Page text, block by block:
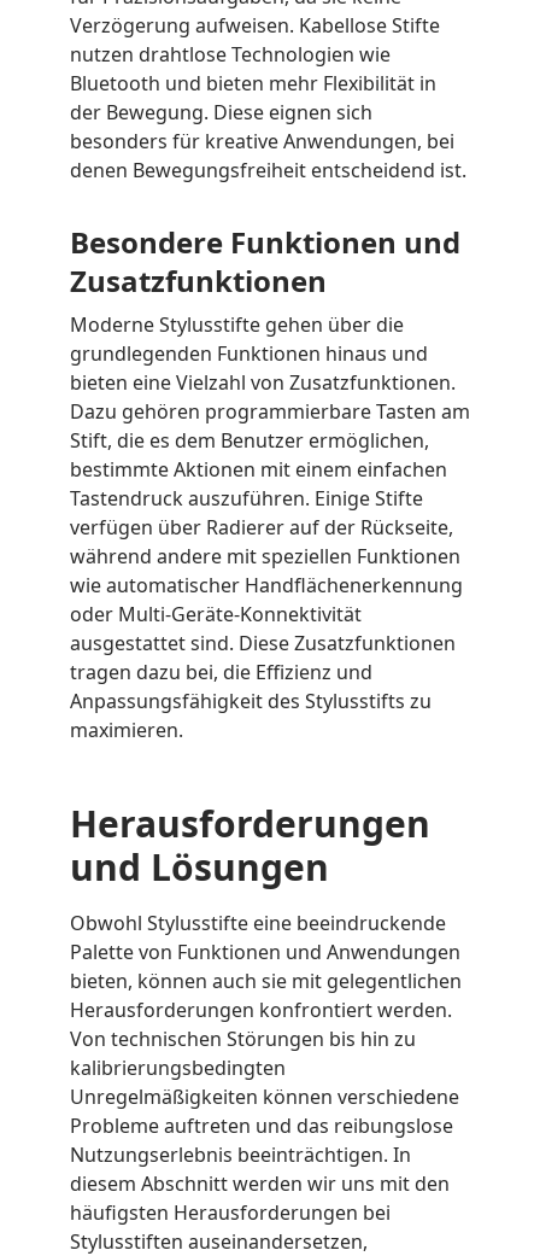
Verzögerung aufweisen. Kabellose Stifte
nutzen drahtlose Technologien wie
Bluetooth und bieten mehr Flexibilität in
der Bewegung. Diese eignen sich
besonders für kreative Anwendungen, bei
denen Bewegungsfreiheit entscheidend ist.
Besondere Funktionen und
Zusatzfunktionen
Moderne Stylusstifte gehen über die
grundlegenden Funktionen hinaus und
bieten eine Vielzahl von Zusatzfunktionen.
Dazu gehören programmierbare Tasten am
Stift, die es dem Benutzer ermöglichen,
bestimmte Aktionen mit einem einfachen
Tastendruck auszuführen. Einige Stifte
verfügen über Radierer auf der Rückseite,
während andere mit speziellen Funktionen
wie automatischer Handflächenerkennung
oder Multi-Geräte-Konnektivität
ausgestattet sind. Diese Zusatzfunktionen
tragen dazu bei, die Effizienz und
Anpassungsfähigkeit des Stylusstifts zu
maximieren.
Herausforderungen
und Lösungen
Obwohl Stylusstifte eine beeindruckende
Palette von Funktionen und Anwendungen
bieten, können auch sie mit gelegentlichen
Herausforderungen konfrontiert werden.
Von technischen Störungen bis hin zu
kalibrierungsbedingten
Unregelmäßigkeiten können verschiedene
Probleme auftreten und das reibungslose
Nutzungserlebnis beeinträchtigen. In
diesem Abschnitt werden wir uns mit den
häufigsten Herausforderungen bei
Stylusstiften auseinandersetzen,